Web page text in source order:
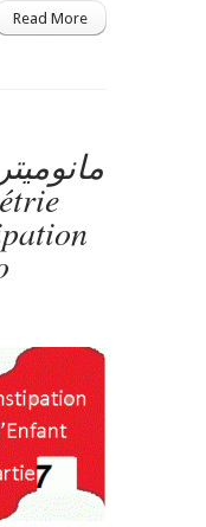
Read More